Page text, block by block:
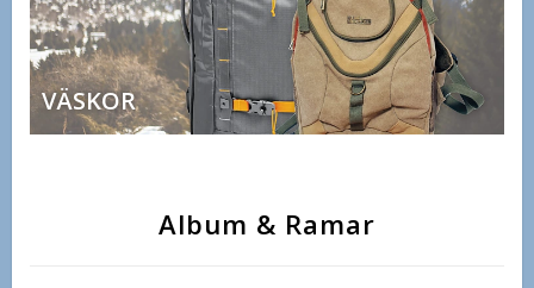
VÄSKOR
Album & Ramar